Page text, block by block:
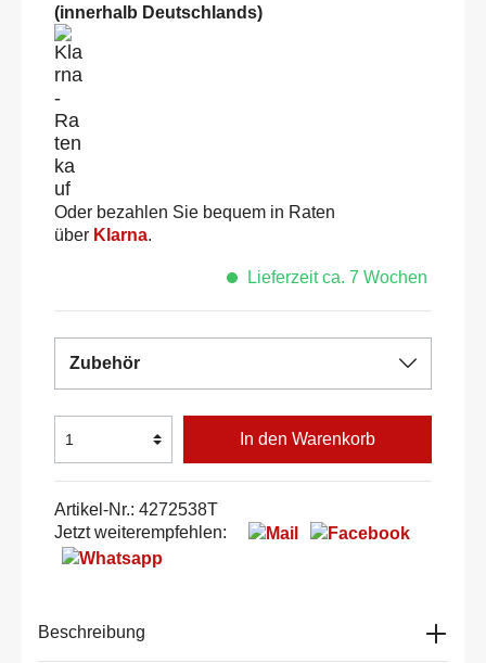
(innerhalb Deutschlands)
Oder bezahlen Sie bequem in Raten
über Klarna.
Lieferzeit ca. 7 Wochen
Zubehör
In den Warenkorb
Artikel-Nr.: 4272538T
Jetzt weiterempfehlen:
Beschreibung